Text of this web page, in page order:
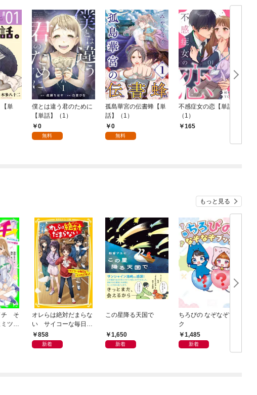
単
僕とは違う君のために
【単話】（1）
0
無料
孤島華宮の伝書蜂【単
話】（1）
0
無料
不感症女の恋【単話】
（1）
165
もっと見る
チ そ
ツの
オレらは絶対だまらな
い サイコーな毎日を
とりもどせっ！
858
新着
この星降る天国で
1,650
新着
ちろぴの なぞなぞブッ
ク
1,485
新着